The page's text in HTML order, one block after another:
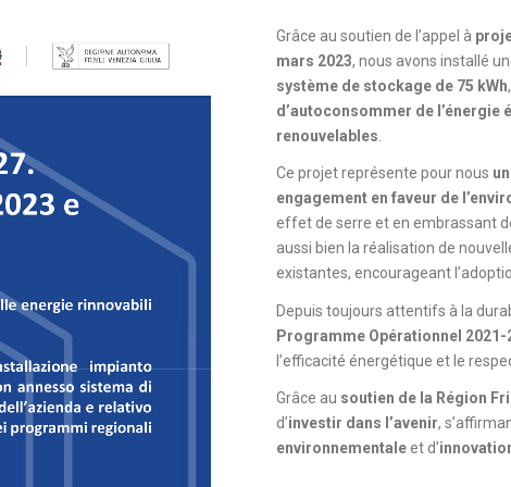
Grâce au soutien de l’appel à
mars 2023, nous avons installé
système de stockage de 75 kWh
d’autoconsommer de
renouvelables
Ce projet représente pour nous
engagement en faveur de
effet de serre et en embrassant
aussi bien la réalisation de
existantes, encourageant
Depuis toujours attentifs à la
Programme Opérationnel 2021-
l’efficacité énergétique et le
Grâce au soutien de la Région
d’investir dans l’avenir,
environnementaleet d’